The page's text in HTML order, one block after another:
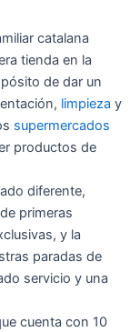
catalana
tienda en la
de dar un
limpieza y
supermercados
productos de
diferente,
primeras
y la
paradas de
servicio y una
cuenta con 10